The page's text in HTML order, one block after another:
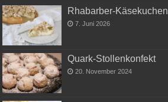
Rhabarber-Käsekuchen
7. Juni 2026
Quark-Stollenkonfekt
20. November 2024